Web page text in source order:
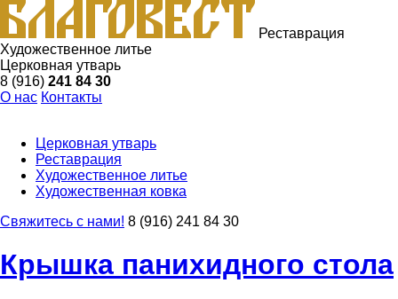
Реставрация
Художественное литье
Церковная утварь
8 (916) 241 84 30
О нас Контакты
Церковная утварь
Реставрация
Художественное литье
Художественная ковка
Свяжитесь с нами! 8 (916) 241 84 30
Крышка панихидного стола